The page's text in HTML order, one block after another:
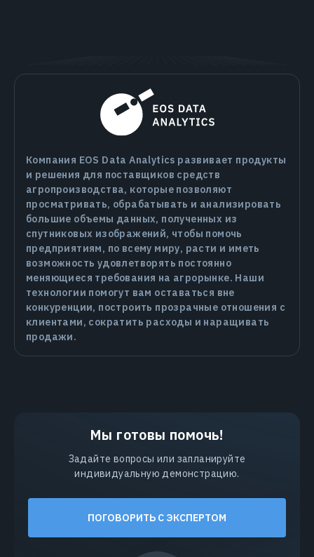
Компания EOS Data Analytics развивает продукты
и решения для поставщиков средств
агропроизводства, которые позволяют
просматривать, обрабатывать и анализировать
большие объемы данных, полученных из
спутниковых изображений, чтобы помочь
предприятиям, по всему миру, расти и иметь
возможность удовлетворять постоянно
меняющиеся требования на агрорынке. Наши
технологии помогут вам оставаться вне
конкуренции, построить прозрачные отношения с
клиентами, сократить расходы и наращивать
продажи.
Мы готовы помочь!
Задайте вопросы или запланируйте
индивидуальную демонстрацию.
ПОГОВОРИТЬ С ЭКСПЕРТОМ